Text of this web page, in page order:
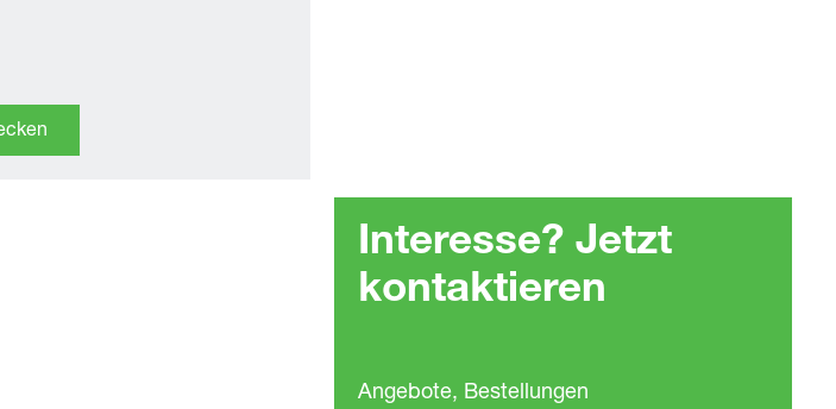
Interesse? Jetzt
kontaktieren
Angebote, Bestellungen